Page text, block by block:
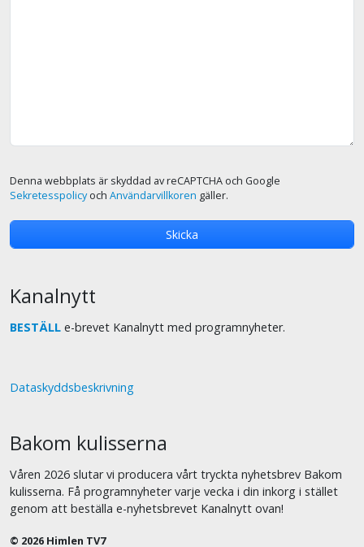
Denna webbplats är skyddad av reCAPTCHA och Google
Sekretesspolicyoch Användarvillkoren gäller.
Kanalnytt
BESTÄLL e-brevet Kanalnytt med programnyheter.
Dataskyddsbeskrivning
Bakom kulisserna
Våren 2026 slutar vi producera vårt tryckta nyhetsbrev Bakom
kulisserna. Få programnyheter varje vecka i din inkorg i stället
genom att beställa e-nyhetsbrevet Kanalnytt ovan!
© 2026 Himlen TV7